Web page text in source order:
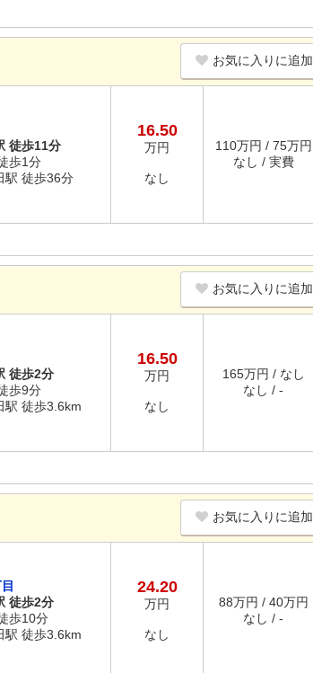
お気に入りに追加
徒歩11分
歩1分
駅 徒歩36分
16.50
万円
なし
110万円 / 75万円
なし / 実費
お気に入りに追加
徒歩2分
歩9分
駅 徒歩3.6km
16.50
万円
なし
165万円 / なし
なし / -
お気に入りに追加
徒歩2分
歩10分
駅 徒歩3.6km
24.20
万円
なし
88万円 / 40万円
なし / -